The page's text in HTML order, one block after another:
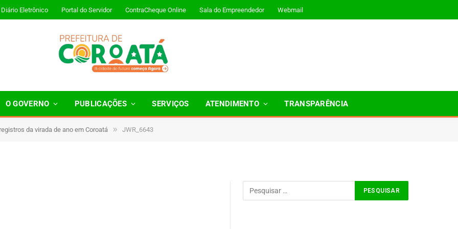
Diário Eletrônico Portal do Servidor ContraCheque Online Sala do Empreendedor Webmail
O GOVERNO PUBLICAÇÕES SERVIÇOS ATENDIMENTO TRANSPARÊNCIA
da virada de ano em Coroatá » JWR_6643